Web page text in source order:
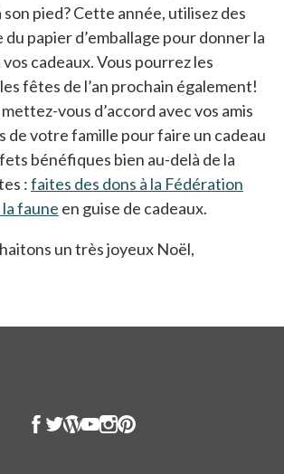
son pied? Cette année, utilisez des
papier d’emballage pour donner la
cadeaux. Vous pourrez les
fêtes de l’an prochain également!
vous d’accord avec vos amis
de votre famille pour faire un cadeau
bénéfiques bien au-delà de la
:faites des dons à la Fédération
faune en guise de cadeaux.
un très joyeux Noël,